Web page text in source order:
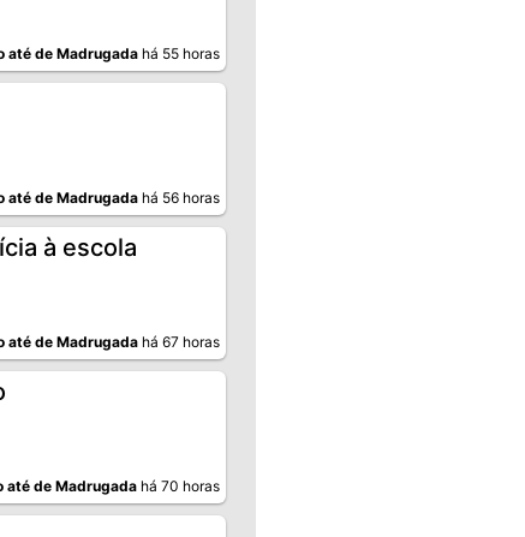
até de Madrugadahá 55 horas
até de Madrugadahá 56 horas
à escola
até de Madrugadahá 67 horas
até de Madrugadahá 70 horas